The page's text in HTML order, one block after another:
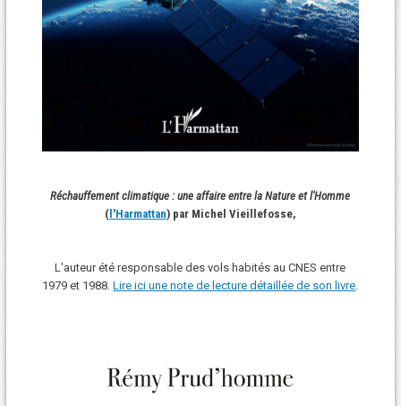
Réchauffement climatique : une affaire entre la Nature et l'Homme
(l'Harmattan) par Michel Vieillefosse,
L'auteur été responsable des vols habités au CNES entre
1979 et 1988.Lire ici une note de lecture détaillée de son livre.